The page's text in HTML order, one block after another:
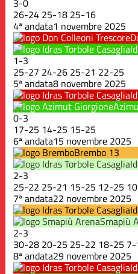
26-24 25-18 25-16
4ª andata1 novembre 2025
1-3
25-27 24-26 25-21 22-25
5ª andata8 novembre 2025
0-3
17-25 14-25 15-25
6ª andata15 novembre 2025
Brembo 13
2-3
25-22 25-21 15-25 12-25 10
7ª andata22 novembre 2025
Smapiù
2-3
30-28 20-25 25-22 18-25 7-
8ª andata29 novembre 2025